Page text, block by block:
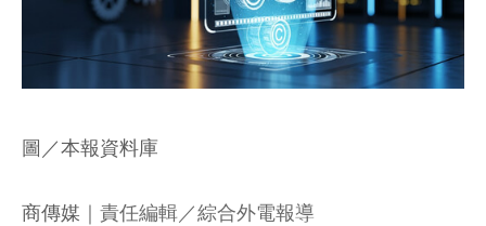
圖／本報資料庫
商傳媒 ｜責任編輯／綜合外電報導